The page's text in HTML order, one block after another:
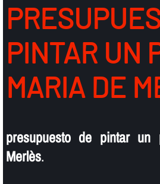
PINTAR UN
MARIA DE
presupuesto de pintar
Merlès.